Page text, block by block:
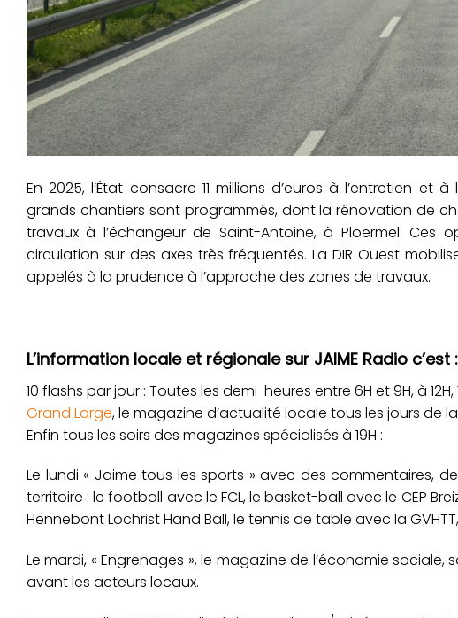
En 2025, l’État consacre 11 millions d’euros à l’entretien
grands chantiers sont programmés, dont la rénovation de
travaux à l’échangeur de Saint-Antoine, à Ploërmel.
circulation sur des axes très fréquentés. La DIR Ouest
appelés à la prudence à l’approche des zones de travaux.
L’information locale et régionale sur JAIME Radio c’est :
10 flashs par jour : Toutes les demi-heures entre 6H et 9H, à 12H,
Grand Large, le magazine d’actualité locale tous les jours de la
Enfin tous les soirs des magazines spécialisés à 19H :
Le lundi « Jaime tous les sports » avec des commentaires,
territoire : le football avec le FCL, le basket-ball avec le CEP
Hennebont Lochrist Hand Ball, le tennis de table avec la
Le mardi, « Engrenages », le magazine de l’économie
avant les acteurs locaux.